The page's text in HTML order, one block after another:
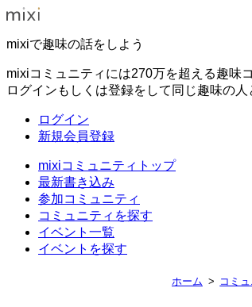
mixiで趣味の話をしよう
mixiコミュニティには270万を超える趣味
ログインもしくは登録をして同じ趣味の人
ログイン
新規会員登録
mixiコミュニティトップ
最新書き込み
参加コミュニティ
コミュニティを探す
イベント一覧
イベントを探す
ホーム コミ